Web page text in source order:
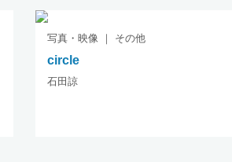
写真・映像 ｜ その他
circle
石田諒